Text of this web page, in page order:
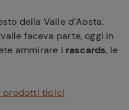
della Valle d’Aosta.
faceva parte, oggi in
ammirare i rascards, le
prodotti tipici